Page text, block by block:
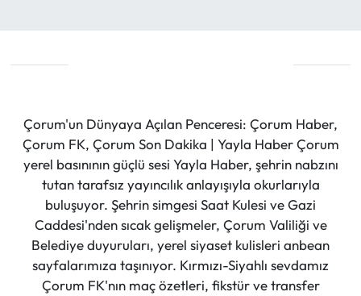
Çorum'un Dünyaya Açılan Penceresi: Çorum Haber,
Çorum FK, Çorum Son Dakika | Yayla Haber Çorum
yerel basınının güçlü sesi Yayla Haber, şehrin nabzını
tutan tarafsız yayıncılık anlayışıyla okurlarıyla
buluşuyor. Şehrin simgesi Saat Kulesi ve Gazi
Caddesi'nden sıcak gelişmeler, Çorum Valiliği ve
Belediye duyuruları, yerel siyaset kulisleri anbean
sayfalarımıza taşınıyor. Kırmızı-Siyahlı sevdamız
Çorum FK'nın maç özetleri, fikstür ve transfer